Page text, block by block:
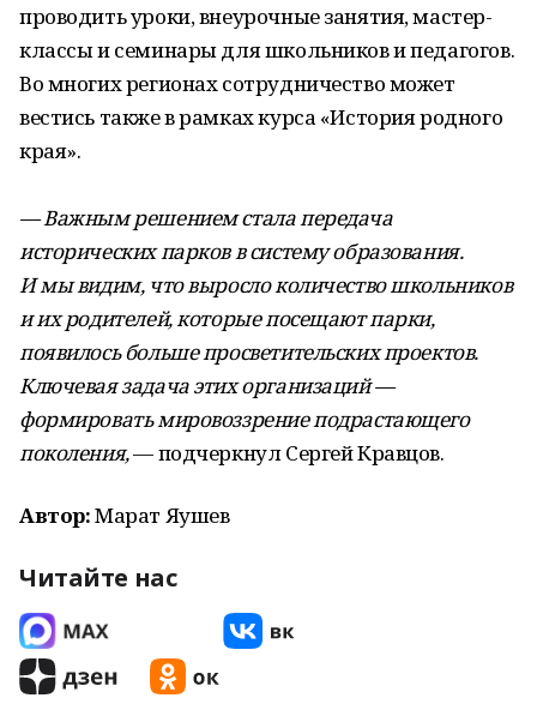
проводить уроки, внеурочные занятия, мастер-
классы и семинары для школьников и педагогов.
Во многих регионах сотрудничество может
вестись также в рамках курса «История родного
края».
— Важным решением стала передача
исторических парков в систему образования.
И мы видим, что выросло количество школьников
и их родителей, которые посещают парки,
появилось больше просветительских проектов.
Ключевая задача этих организаций —
формировать мировоззрение подрастающего
поколения,— подчеркнул Сергей Кравцов.
Автор:Марат Яушев
Читайте нас